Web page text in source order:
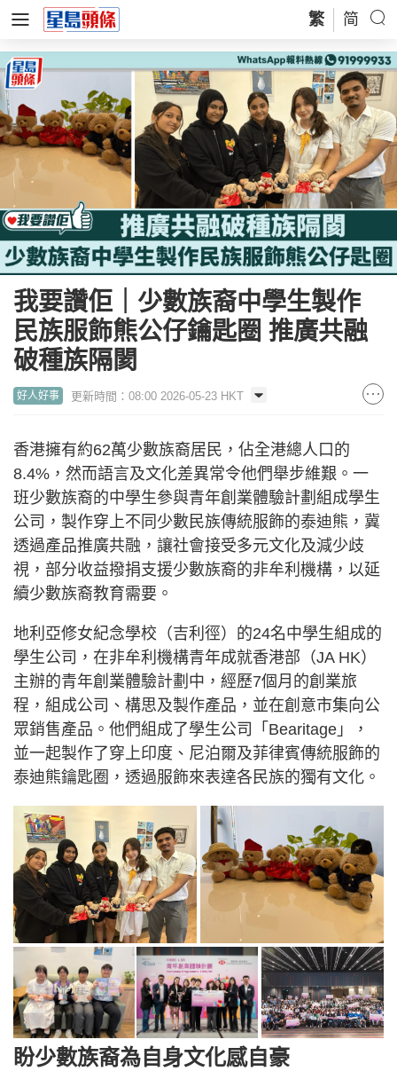
繁 简
我要讚佢｜少數族裔中學生製作
民族服飾熊公仔鑰匙圈 推廣共融
破種族隔閡
好人好事 更新時間：08:00 2026-05-23 HKT
香港擁有約62萬少數族裔居民，佔全港總人口的
8.4%，然而語言及文化差異常令他們舉步維艱。一
班少數族裔的中學生參與青年創業體驗計劃組成學生
公司，製作穿上不同少數民族傳統服飾的泰迪熊，冀
透過產品推廣共融，讓社會接受多元文化及減少歧
視，部分收益撥捐支援少數族裔的非牟利機構，以延
續少數族裔教育需要。
地利亞修女紀念學校（吉利徑）的24名中學生組成的
學生公司，在非牟利機構青年成就香港部（JA HK）
主辦的青年創業體驗計劃中，經歷7個月的創業旅
程，組成公司、構思及製作產品，並在創意市集向公
眾銷售產品。他們組成了學生公司「Bearitage」，
並一起製作了穿上印度、尼泊爾及菲律賓傳統服飾的
泰迪熊鑰匙圈，透過服飾來表達各民族的獨有文化。
盼少數族裔為自身文化感自豪